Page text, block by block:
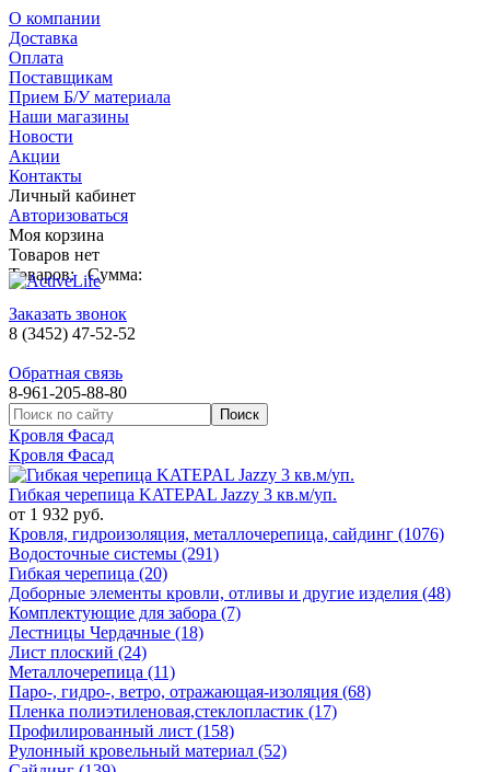
О компании
Доставка
Оплата
Поставщикам
Прием Б/У материала
Наши магазины
Новости
Акции
Контакты
Личный кабинет
Авторизоваться
Моя корзина
Товаров нет
Товаров: Сумма:
Заказать звонок
8 (3452) 47-52-52
Обратная связь
8-961-205-88-80
Кровля Фасад
Кровля Фасад
Гибкая черепица KATEPAL Jazzy 3 кв.м/уп.
от 1 932 руб.
Кровля, гидроизоляция, металлочерепица, сайдинг (1076)
Водосточные системы (291)
Гибкая черепица (20)
Доборные элементы кровли, отливы и другие изделия (48)
Комплектующие для забора (7)
Лестницы Чердачные (18)
Лист плоский (24)
Металлочерепица (11)
Паро-, гидро-, ветро, отражающая-изоляция (68)
Пленка полиэтиленовая,стеклопластик (17)
Профилированный лист (158)
Рулонный кровельный материал (52)